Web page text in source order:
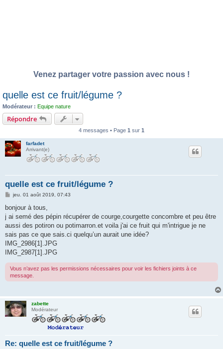
Venez partager votre passion avec nous !
quelle est ce fruit/légume ?
Modérateur : Equipe nature
Répondre
4 messages • Page 1 sur 1
farfadet
Arrivant(e)
quelle est ce fruit/légume ?
M
s
a
g
jeu. 01 août 2019, 07:43
bonjour à tous,
j ai semé des pépin récupérer de courge,courgette concombre et peu être
aussi des potiron ou potimarron.et voila j'ai ce fruit qui m'intrigue je ne
sais pas ce que sais.ci quelqu’un aurait une idée?
IMG_2986[1].JPG
IMG_2987[1].JPG
Vous n’avez pas les permissions nécessaires pour voir les fichiers joints à ce
message.
zabette
Modérateur
Re: quelle est ce fruit/légume ?